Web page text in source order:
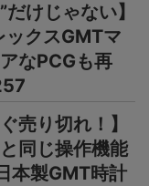
けじゃない】
クスGMTマ
なPCGも再
売り切れ！】
同じ操作機能
本製GMT時計